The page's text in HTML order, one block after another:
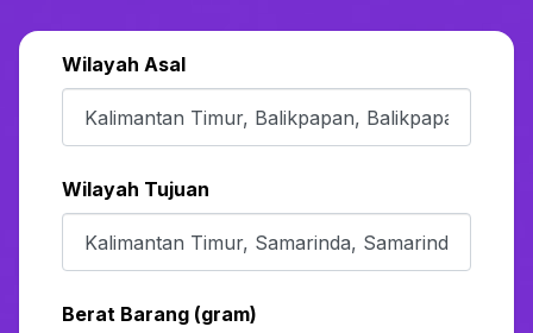
Wilayah Asal
Wilayah Tujuan
Berat Barang (gram)